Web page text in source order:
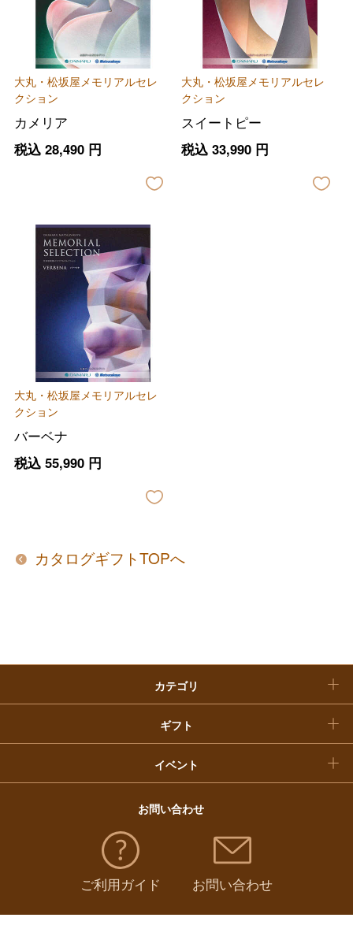
大丸・松坂屋メモリアルセレ
クション
カメリア
税込 28,490円
大丸・松坂屋メモリアルセレ
クション
スイートピー
税込 33,990円
大丸・松坂屋メモリアルセレ
クション
バーベナ
税込 55,990円
カタログギフトTOPへ
カテゴリ
フード＆スイーツ
ビューティー
ギフト
大丸・松坂屋のギフト
快気祝い
イベント
バレンタインチョコレート
ホワイトデー
お中元
福袋
お問い合わせ
ご利用ガイド お問い合わせ